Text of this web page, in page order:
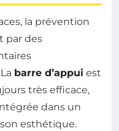
la prévention
par des
barre d’appui est
très efficace,
dans un
esthétique.